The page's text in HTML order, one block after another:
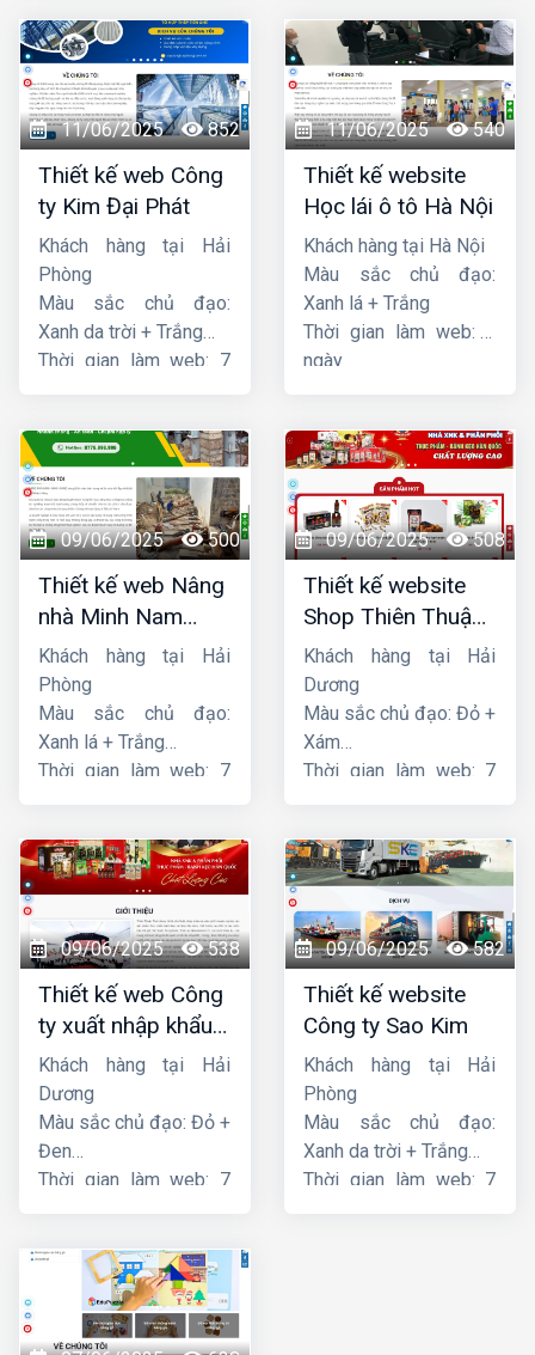
11/06/2025 852
Thiết kế web Công
ty Kim Đại Phát
Khách hàng tại Hải
Phòng
Màu sắc chủ đạo:
Xanh da trời + Trắng
Thời gian làm web: 7
11/06/2025 540
Thiết kế website
Học lái ô tô Hà Nội
Khách hàng tại Hà Nội
Màu sắc chủ đạo:
Xanh lá + Trắng
Thời gian làm web: 7
ngày
09/06/2025 500
Thiết kế web Nâng
nhà Minh Nam
Hoàng
Khách hàng tại Hải
Phòng
Màu sắc chủ đạo:
Xanh lá + Trắng
Thời gian làm web: 7
09/06/2025 508
Thiết kế website
Shop Thiên Thuận
Phát
Khách hàng tại Hải
Dương
Màu sắc chủ đạo: Đỏ +
Xám
Thời gian làm web: 7
09/06/2025 538
Thiết kế web Công
ty xuất nhập khẩu
Thiên Thuận Phát
Khách hàng tại Hải
Dương
Màu sắc chủ đạo: Đỏ +
Đen
Thời gian làm web: 7
09/06/2025 582
Thiết kế website
Công ty Sao Kim
Khách hàng tại Hải
Phòng
Màu sắc chủ đạo:
Xanh da trời + Trắng
Thời gian làm web: 7